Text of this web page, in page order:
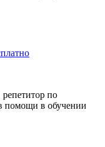
по
помощи в обучении